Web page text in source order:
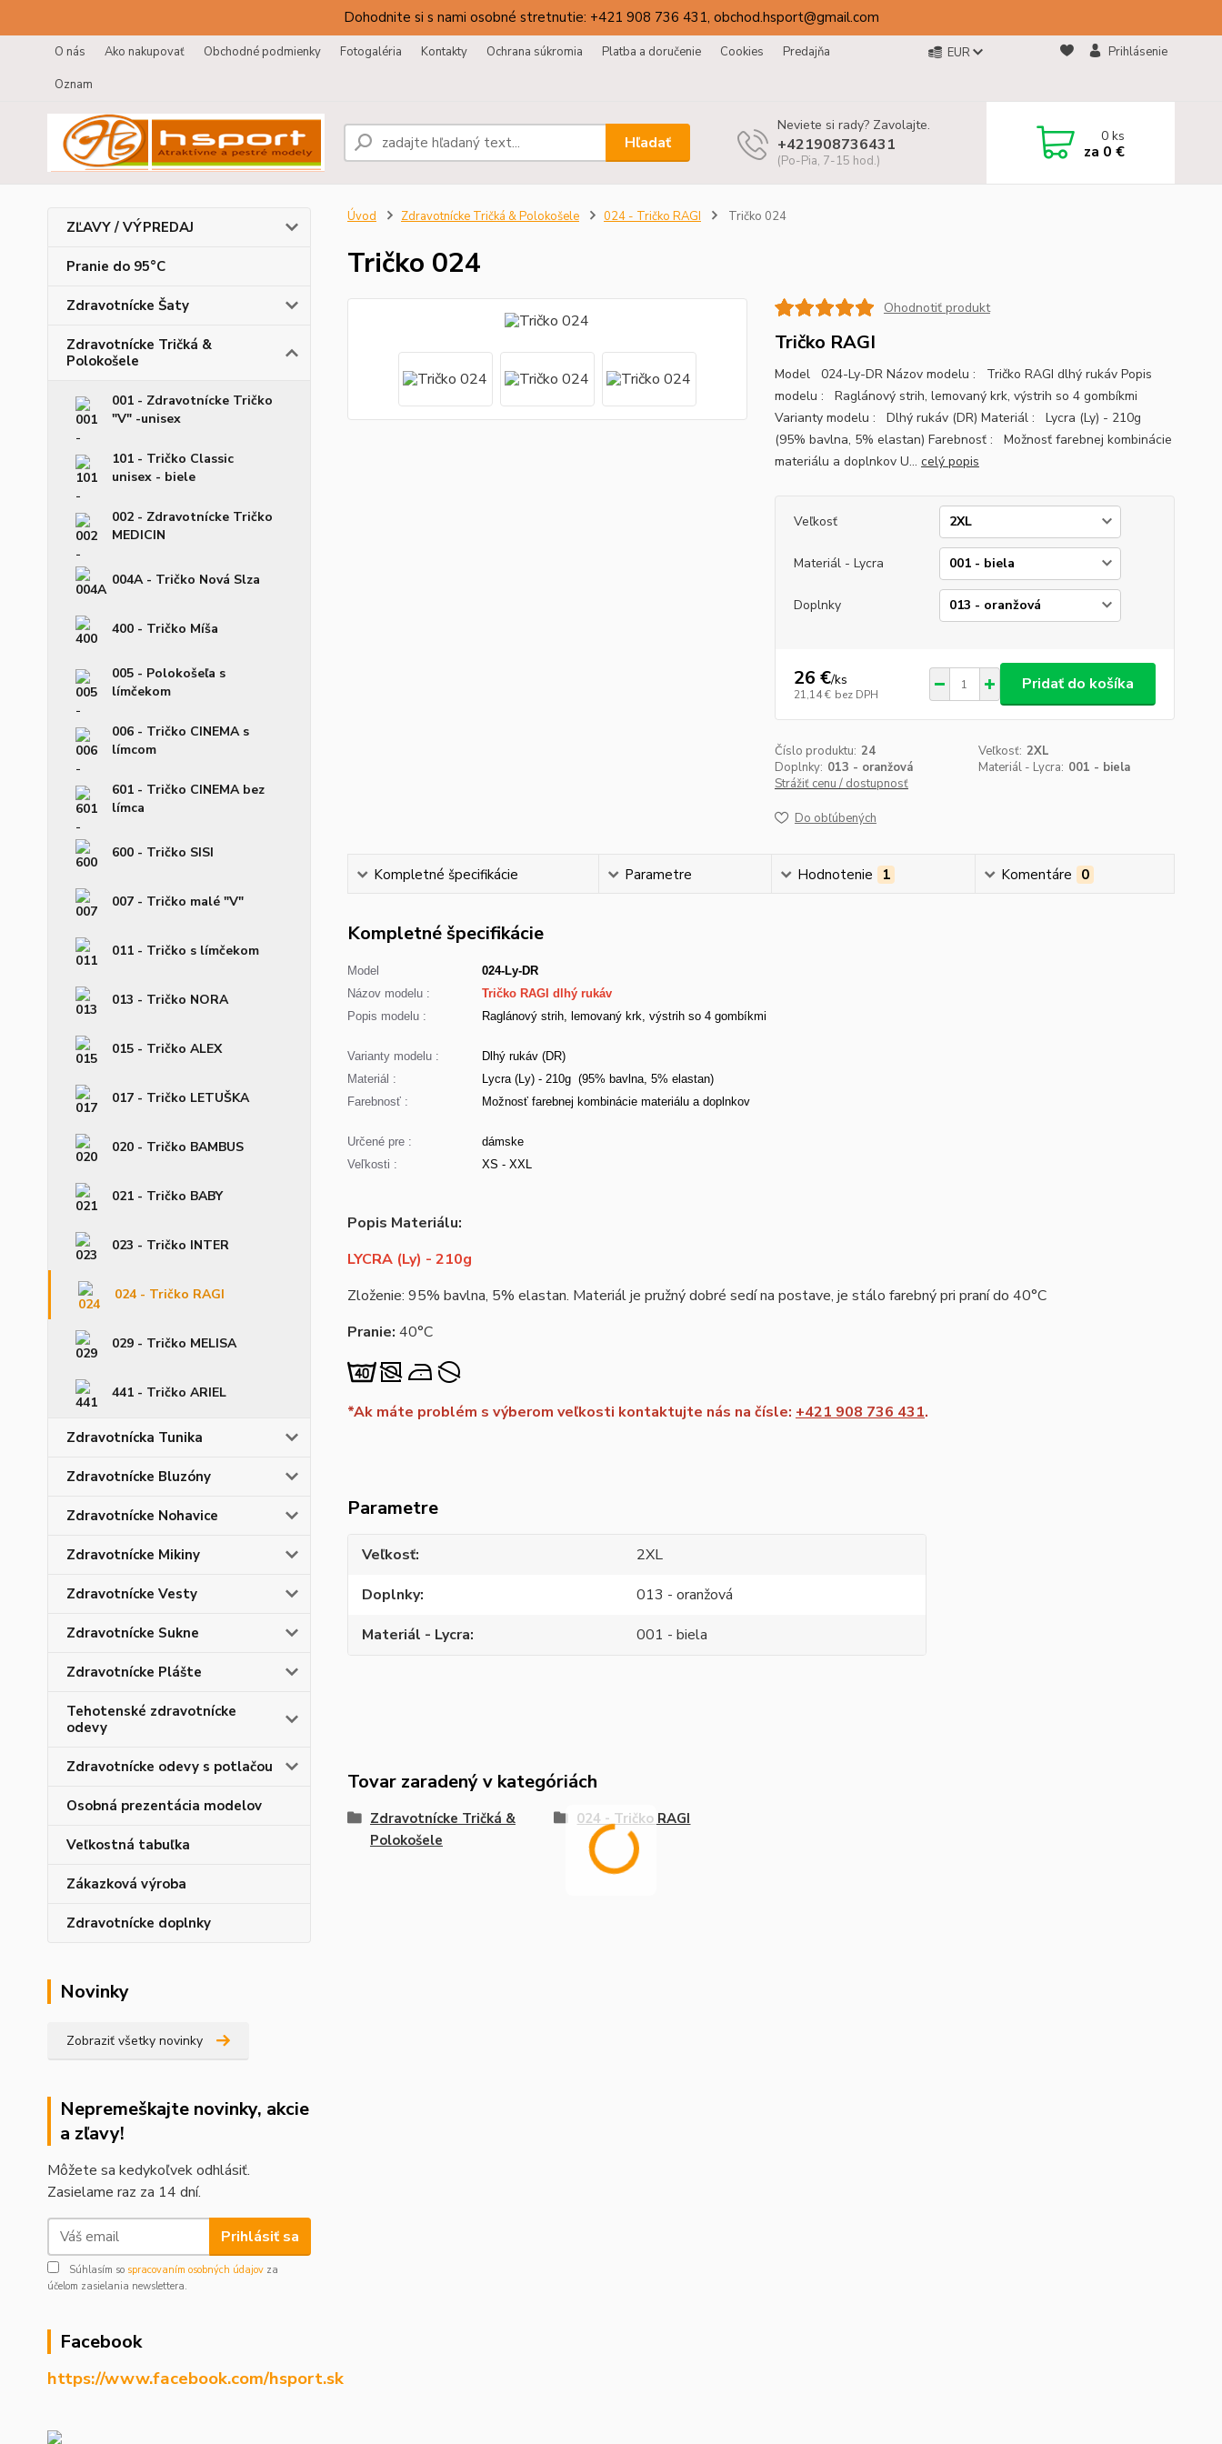
Dohodnite si s nami osobné stretnutie: +421 908 736 431, obchod.hsport@gmail.com
O nás Ako nakupovať Obchodné podmienky Fotogaléria Kontakty Ochrana súkromia Platba a doručenie Cookies
Predajňa
Oznam
EUR Prihlásenie
Hľadať
Neviete si rady? Zavolajte.
+421908736431
(Po-Pia, 7-15 hod.)
0ks
za 0 €
ZĽAVY / VÝPREDAJ
Pranie do 95°C
Zdravotnícke Šaty
Zdravotnícke Tričká &
Polokošele
001 - Zdravotnícke Tričko
"V" -unisex
101 - Tričko Classic
unisex - biele
002 - Zdravotnícke Tričko
MEDICIN
004A - Tričko Nová Slza
400 - Tričko Míša
005 - Polokošeľa s
límčekom
006 - Tričko CINEMA s
límcom
601 - Tričko CINEMA bez
límca
600 - Tričko SISI
007 - Tričko malé "V"
011 - Tričko s límčekom
013 - Tričko NORA
015 - Tričko ALEX
017 - Tričko LETUŠKA
020 - Tričko BAMBUS
021 - Tričko BABY
023 - Tričko INTER
024 - Tričko RAGI
029 - Tričko MELISA
441 - Tričko ARIEL
Zdravotnícka Tunika
Zdravotnícke Bluzóny
Zdravotnícke Nohavice
Zdravotnícke Mikiny
Zdravotnícke Vesty
Zdravotnícke Sukne
Zdravotnícke Plášte
Tehotenské zdravotnícke
odevy
Zdravotnícke odevy s potlačou
Osobná prezentácia modelov
Veľkostná tabuľka
Zákazková výroba
Zdravotnícke doplnky
Novinky
Zobraziť všetky novinky
Nepremeškajte novinky, akcie
a zľavy!
Môžete sa kedykoľvek odhlásiť.
Zasielame raz za 14 dní.
Prihlásiť sa
Súhlasím so spracovaním osobných údajov za
účelom zasielania newslettera.
Facebook
https://www.facebook.com/hsport.sk
Úvod Zdravotnícke Tričká & Polokošele 024 - Tričko RAGI Tričko 024
Tričko 024
Ohodnotiť produkt
Tričko RAGI
Model 024-Ly-DR Názov modelu : Tričko RAGI dlhý rukáv Popis
modelu : Raglánový strih, lemovaný krk, výstrih so 4 gombíkmi
Varianty modelu : Dlhý rukáv (DR) Materiál : Lycra (Ly) - 210g
(95% bavlna, 5% elastan) Farebnosť : Možnosť farebnej kombinácie
materiálu a doplnkov U... celý popis
Veľkosť
Materiál - Lycra
Doplnky
26 €/ks
21,14 € bez DPH
Pridať do košíka
Číslo produktu: 24 Veľkosť: 2XL
Doplnky: 013 - oranžová Materiál - Lycra: 001 - biela
Strážiť cenu / dostupnosť
Do obľúbených
Kompletné špecifikácie Parametre Hodnotenie 1 Komentáre 0
Kompletné špecifikácie
Model
024-Ly-DR
Názov modelu :
Tričko RAGI dlhý rukáv
Popis modelu :
Raglánový strih, lemovaný krk, výstrih so 4 gombíkmi
Varianty modelu :
Dlhý rukáv (DR)
Materiál :
Lycra (Ly) - 210g (95% bavlna, 5% elastan)
Farebnosť :
Možnosť farebnej kombinácie materiálu a doplnkov
Určené pre :
dámske
Veľkosti :
XS - XXL
Popis Materiálu:
LYCRA (Ly) - 210g
Zloženie: 95% bavlna, 5% elastan. Materiál je pružný dobré sedí na postave, je stálo farebný pri praní do 40°C
Pranie: 40°C
*Ak máte problém s výberom veľkosti kontaktujte nás na čísle: +421 908 736 431.
Parametre
Veľkosť
2XL
Doplnky
013 - oranžová
Materiál - Lycra
001 - biela
Tovar zaradený v kategóriách
Zdravotnícke Tričká &
Polokošele
024 - Tričko RAGI